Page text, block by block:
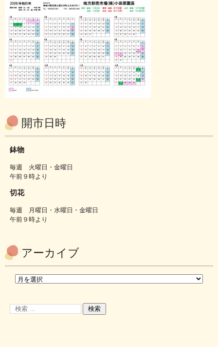
開市日時
鉢物
毎週 火曜日・金曜日
午前９時より
切花
毎週 月曜日・水曜日・金曜日
午前９時より
アーカイブ